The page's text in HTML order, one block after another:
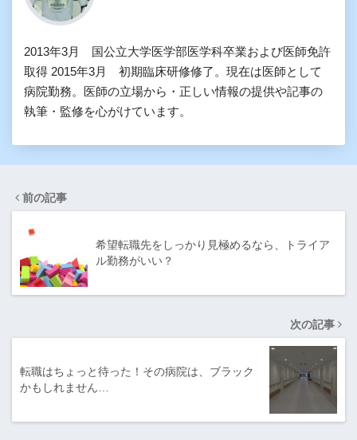
2013年3月 国公立大学医学部医学科卒業および医師免許
取得 2015年3月 初期臨床研修修了。現在は医師として
病院勤務。医師の立場から・正しい情報の提供や記事の
執筆・監修を心がけています。
前の記事
希望転職先をしっかり見極めるなら、トライア
ル勤務がいい？
次の記事
転職はちょっと待った！その病院は、ブラック
かもしれません…